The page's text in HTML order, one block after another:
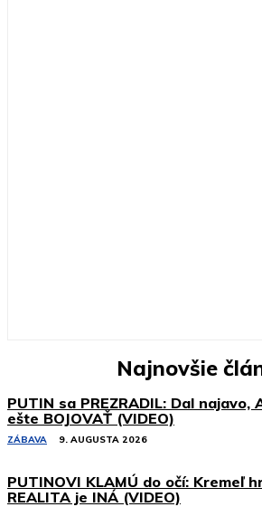
Najnovšie
PUTIN sa PREZRADIL: Dal najavo,
ešte BOJOVAŤ (VIDEO)
ZÁBAVA 9. AUGUSTA 2026
PUTINOVI KLAMÚ do očí: Kremeľ
REALITA je INÁ (VIDEO)